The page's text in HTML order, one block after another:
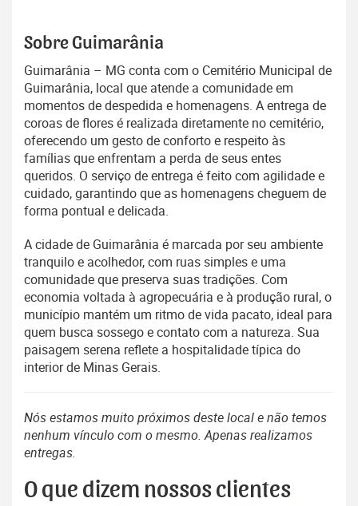
Sobre Guimarânia
Guimarânia – MG conta com o Cemitério Municipal de
Guimarânia, local que atende a comunidade em
momentos de despedida e homenagens. A entrega de
coroas de flores é realizada diretamente no cemitério,
oferecendo um gesto de conforto e respeito às
famílias que enfrentam a perda de seus entes
queridos. O serviço de entrega é feito com agilidade e
cuidado, garantindo que as homenagens cheguem de
forma pontual e delicada.
A cidade de Guimarânia é marcada por seu ambiente
tranquilo e acolhedor, com ruas simples e uma
comunidade que preserva suas tradições. Com
economia voltada à agropecuária e à produção rural, o
município mantém um ritmo de vida pacato, ideal para
quem busca sossego e contato com a natureza. Sua
paisagem serena reflete a hospitalidade típica do
interior de Minas Gerais.
Nós estamos muito próximos deste local e não temos
nenhum vínculo com o mesmo. Apenas realizamos
entregas.
O que dizem nossos clientes